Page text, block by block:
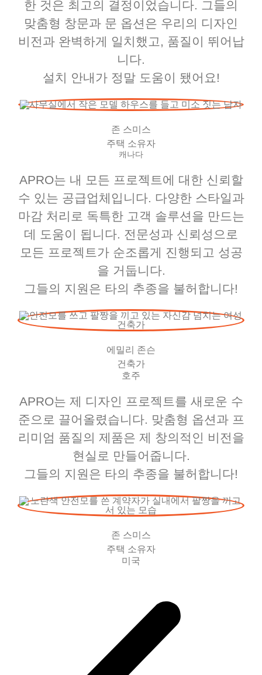
한 것은 최고의 결정이었습니다. 그들의
맞춤형 창문과 문 옵션은 우리의 디자인
비전과 완벽하게 일치했고, 품질이 뛰어납
니다.
설치 안내가 정말 도움이 됐어요!
존 스미스
주택 소유자
캐나다
APRO는 내 모든 프로젝트에 대한 신뢰할
수 있는 공급업체입니다. 다양한 스타일과
마감 처리로 독특한 고객 솔루션을 만드는
데 도움이 됩니다. 전문성과 신뢰성으로
모든 프로젝트가 순조롭게 진행되고 성공
을 거둡니다.
그들의 지원은 타의 추종을 불허합니다!
에밀리 존슨
건축가
호주
APRO는 제 디자인 프로젝트를 새로운 수
준으로 끌어올렸습니다. 맞춤형 옵션과 프
리미엄 품질의 제품은 제 창의적인 비전을
현실로 만들어줍니다.
그들의 지원은 타의 추종을 불허합니다!
존 스미스
주택 소유자
미국